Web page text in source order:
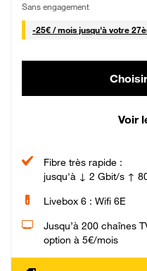
Sans engagement
-25€ / mois25 € par mois
jusqu'à votre
Voir
Fibre très rapide :
jusqu'à ↓ 2 Gbit/s ↑
Livebox 6 : Wifi 6E
Jusqu’à 200 chaînes
option à 5€/mois